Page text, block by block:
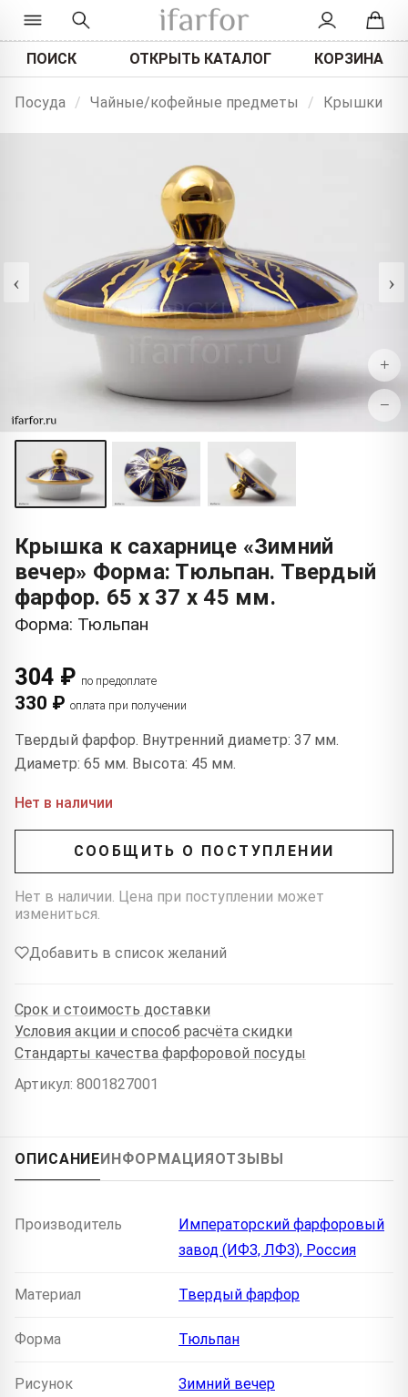
ПОИСК ОТКРЫТЬ КАТАЛОГ КОРЗИНА
Посуда / Чайные/кофейные предметы / Крышки
‹ ›
+
−
Крышка к сахарнице «Зимний
вечер» Форма: Тюльпан. Твердый
фарфор. 65 x 37 x 45 мм.
Форма: Тюльпан
304 ₽ по предоплате
330 ₽ оплата при получении
Твердый фарфор. Внутренний диаметр: 37 мм.
Диаметр: 65 мм. Высота: 45 мм.
Нет в наличии
СООБЩИТЬ О ПОСТУПЛЕНИИ
Нет в наличии. Цена при поступлении может
измениться.
Добавить в список желаний
Срок и стоимость доставки
Условия акции и способ расчёта скидки
Стандарты качества фарфоровой посуды
Артикул: 8001827001
ОПИСАНИЕИНФОРМАЦИЯОТЗЫВЫ
Производитель
Императорский фарфоровый
завод (ИФЗ, ЛФЗ), Россия
Материал Твердый фарфор
Форма Тюльпан
Рисунок Зимний вечер